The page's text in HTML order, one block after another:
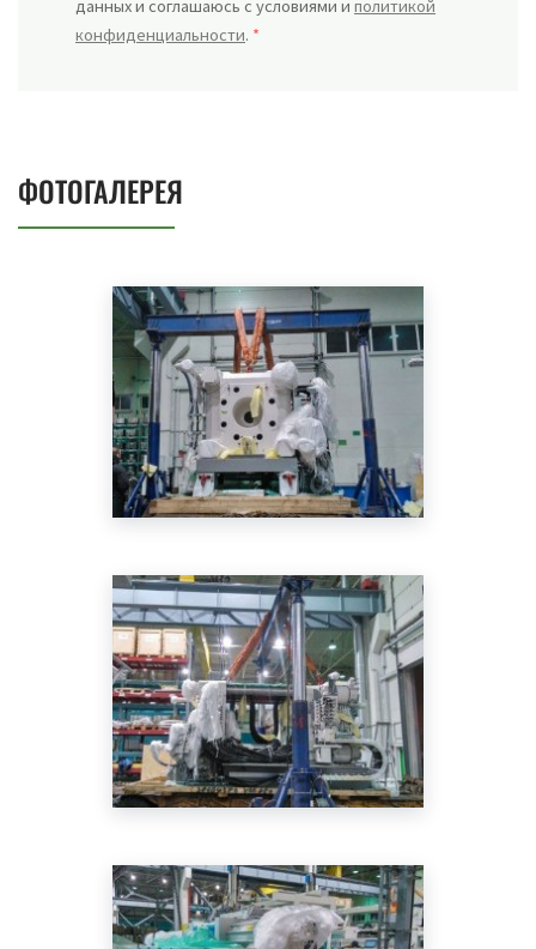
данных и соглашаюсь с условиями и политикой
конфиденциальности. *
ФОТОГАЛЕРЕЯ